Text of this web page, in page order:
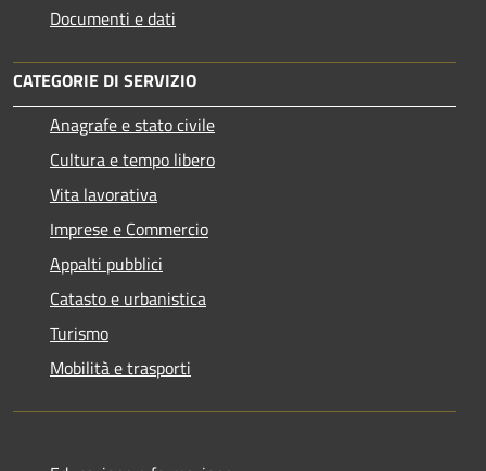
Documenti e dati
CATEGORIE DI SERVIZIO
Anagrafe e stato civile
Cultura e tempo libero
Vita lavorativa
Imprese e Commercio
Appalti pubblici
Catasto e urbanistica
Turismo
Mobilità e trasporti